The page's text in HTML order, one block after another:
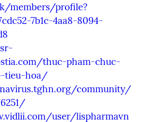
members/profile?
7b1c-4aa8-8094-
thuc-pham-chuc-
tieu-hoa/
community/
user/lispharmavn